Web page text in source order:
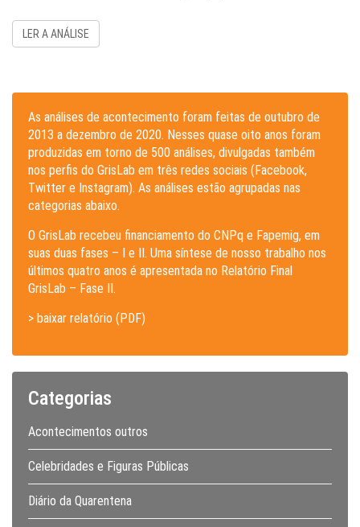
LER A ANÁLISE
As análises de acontecimento foram feitas de outubro de
2013 a dezembro de 2020. Nesses quase oito anos foram
produzidas em torno de 500 análises, divulgadas também
nos perfis do GrisLab em três redes sociais (Facebook,
Twitter e Instagram). As análises estão agrupadas nas
categorias abaixo.
O GrisLab recebeu financiamento do CNPq e Fapemig, em
suas duas fases – I e II. Uma síntese de nosso trabalho nos
últimos quatro anos é apresentada no Relatório Final
GrisLab – Fase II.
> baixar relatório (PDF)
Categorias
Acontecimentos outros
Celebridades e Figuras Públicas
Diário da Quarentena